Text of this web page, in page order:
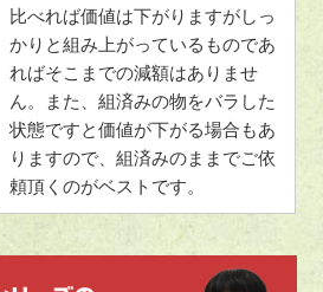
比べれば価値は下がりますがしっ
かりと組み上がっているものであ
ればそこまでの減額はありませ
ん。また、組済みの物をバラした
状態ですと価値が下がる場合もあ
りますので、組済みのままでご依
頼頂くのがベストです。